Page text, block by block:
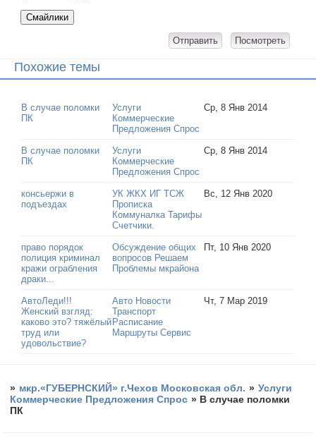
Похожие темы
В случае поломки
ПК
Услуги
Коммерческие
Предложения Спрос
Ср, 8 Янв 2014
В случае поломки
ПК
Услуги
Коммерческие
Предложения Спрос
Ср, 8 Янв 2014
консьержи в
подъездах
УК ЖКХ ИГ ТСЖ
Прописка
Коммуналка Тарифы
Счетчики.
Вс, 12 Янв 2020
право порядок
полиция криминал
кражи ограбления
драки...
Обсуждение общих
вопросов Решаем
Проблемы мкрайона
Пт, 10 Янв 2020
АвтоЛеди!!!
Женский взгляд:
каково это? тяжёлый
труд или
удовольствие?
Авто Новости
Транспорт
Расписание
Маршруты Сервис
Чт, 7 Мар 2019
» мкр.«ГУБЕРНСКИЙ» г.Чехов Московская обл. » Услуги
Коммерческие Предложения Спрос » В случае поломки
ПК